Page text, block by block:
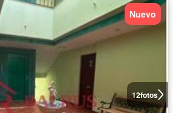
12fotos
Nuevo